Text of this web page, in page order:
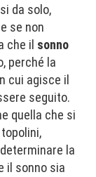
da solo,
se non
che il sonno
perché la
cui agisce il
seguito.
quella che si
la
il sonno sia